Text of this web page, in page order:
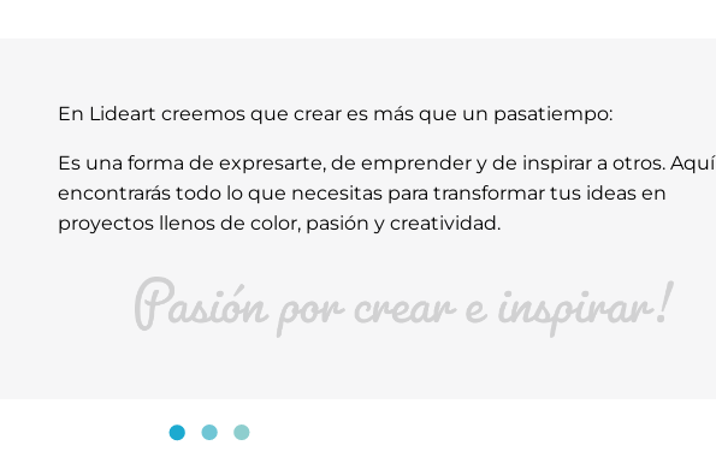
En Lideart creemos que crear es más que un pasatiempo:
Es una forma de expresarte, de emprender y de inspirar a otros. Aquí
encontrarás todo lo que necesitas para transformar tus ideas en
proyectos llenos de color, pasión y creatividad.